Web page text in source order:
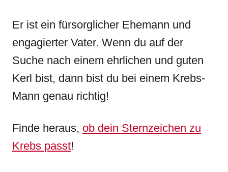
Er ist ein fürsorglicher Ehemann und
engagierter Vater. Wenn du auf der
Suche nach einem ehrlichen und guten
Kerl bist, dann bist du bei einem Krebs-
Mann genau richtig!
Finde heraus, ob dein Sternzeichen zu
Krebs passt!